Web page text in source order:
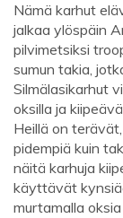
Nämä karhut
jalkaa ylöspäin
pilvimetsiksi
sumun takia,
Silmälasikarhut
oksilla ja
Heillä on
pidempiä kuin
näitä karhuja
käyttävät
murtamalla